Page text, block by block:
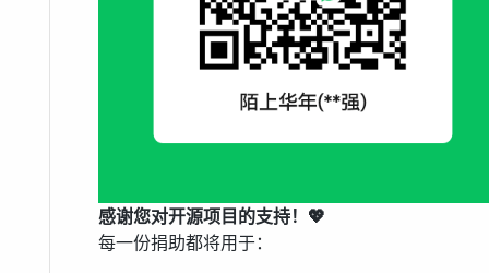
感谢您对开源项目的支持！💖
每一份捐助都将用于：